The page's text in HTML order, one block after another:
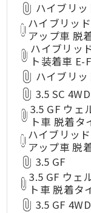
ハイブリ
ハイブリッ
アップ車 脱
ハイブリッ
ト装着車 E-
ハイブリッ
3.5 SC 4WD
3.5 GF ウェ
ト車 脱着タ
ハイブリッ
アップ車 脱
3.5 GF
3.5 GF ウェ
ト車 脱着タ
3.5 GF 4WD